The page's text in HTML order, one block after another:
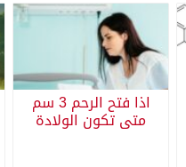
اذا فتح الرحم 3 سم
متى تكون الولادة